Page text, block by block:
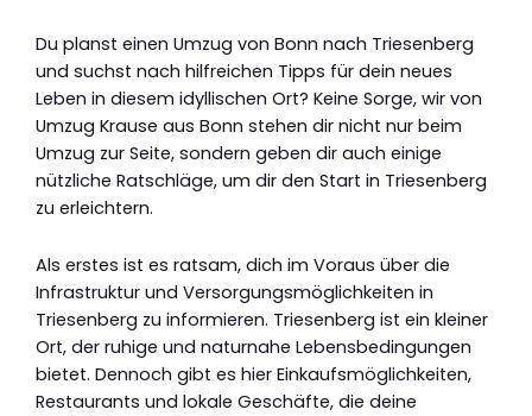
Du planst einen Umzug von Bonn nach Triesenberg
und suchst nach hilfreichen Tipps für dein neues
Leben in diesem idyllischen Ort? Keine Sorge, wir von
Umzug Krause aus Bonn stehen dir nicht nur beim
Umzug zur Seite, sondern geben dir auch einige
nützliche Ratschläge, um dir den Start in Triesenberg
zu erleichtern.
Als erstes ist es ratsam, dich im Voraus über die
Infrastruktur und Versorgungsmöglichkeiten in
Triesenberg zu informieren. Triesenberg ist ein kleiner
Ort, der ruhige und naturnahe Lebensbedingungen
bietet. Dennoch gibt es hier Einkaufsmöglichkeiten,
Restaurants und lokale Geschäfte, die deine